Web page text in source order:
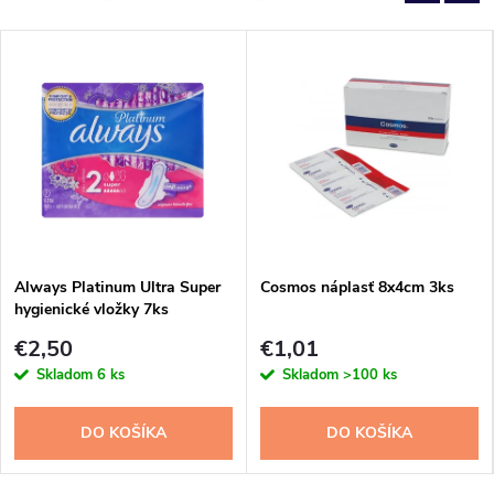
Always Platinum Ultra Super
hygienické vložky 7ks
€2,50
Skladom 6 ks
DO KOŠÍKA
Cosmos náplasť 8x4cm 3ks
€1,01
Skladom >100 ks
DO KOŠÍKA